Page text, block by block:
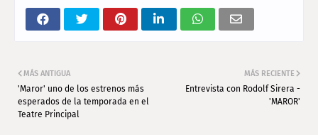
MÁS RECIENTE
Entrevista con Rodolf Sirera -
'MAROR'
MÁS ANTIGUA
'Maror' uno de los estrenos más
esperados de la temporada en el
Teatre Principal